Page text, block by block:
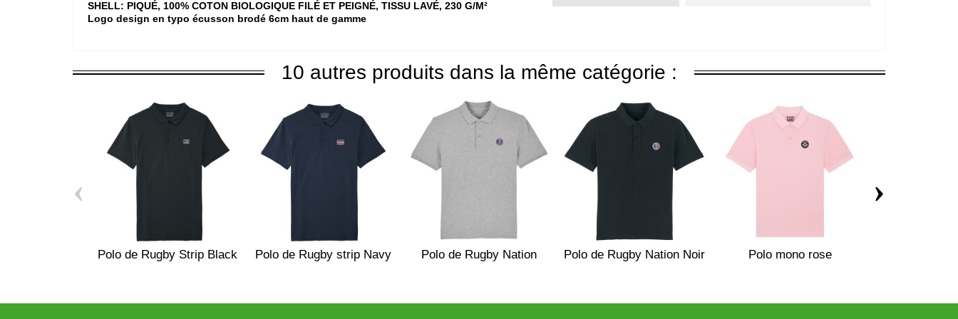
SHELL: PIQUÉ, 100% COTON BIOLOGIQUE FILÉ ET PEIGNÉ, TISSU LAVÉ, 230 G/M²
Logo design en typo écusson brodé 6cm haut de gamme
10 autres produits dans la même catégorie :
Polo de Rugby Strip Black Polo de Rugby strip Navy Polo de Rugby Nation Polo de Rugby Nation Noir Polo mono rose
‹ ›